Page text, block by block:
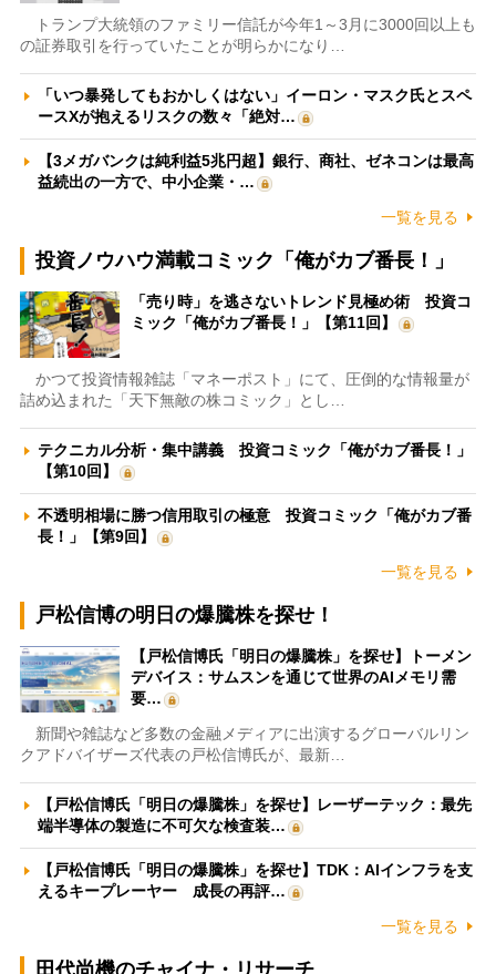
トランプ大統領のファミリー信託が今年1～3月に3000回以上も
の証券取引を行っていたことが明らかになり…
「いつ暴発してもおかしくはない」イーロン・マスク氏とスペ
ースXが抱えるリスクの数々「絶対…
【3メガバンクは純利益5兆円超】銀行、商社、ゼネコンは最高
益続出の一方で、中小企業・…
一覧を見る
投資ノウハウ満載コミック「俺がカブ番長！」
「売り時」を逃さないトレンド見極め術 投資コ
ミック「俺がカブ番長！」【第11回】
かつて投資情報雑誌「マネーポスト」にて、圧倒的な情報量が
詰め込まれた「天下無敵の株コミック」とし…
テクニカル分析・集中講義 投資コミック「俺がカブ番長！」
【第10回】
不透明相場に勝つ信用取引の極意 投資コミック「俺がカブ番
長！」【第9回】
一覧を見る
戸松信博の明日の爆騰株を探せ！
【戸松信博氏「明日の爆騰株」を探せ】トーメン
デバイス：サムスンを通じて世界のAIメモリ需
要…
新聞や雑誌など多数の金融メディアに出演するグローバルリン
クアドバイザーズ代表の戸松信博氏が、最新…
【戸松信博氏「明日の爆騰株」を探せ】レーザーテック：最先
端半導体の製造に不可欠な検査装…
【戸松信博氏「明日の爆騰株」を探せ】TDK：AIインフラを支
えるキープレーヤー 成長の再評…
一覧を見る